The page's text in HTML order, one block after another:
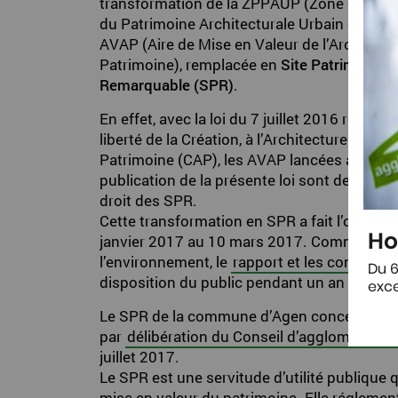
du Patrimoine Architecturale Urbain et
AVAP (Aire de Mise en Valeur de
Patrimoine), remplacée en Site Patrimonial
Remarquable (SPR).
En effet, avec la loi du 7 juillet 2016 relative
liberté de la Création, à l’Architecture et au
Patrimoine (CAP), les AVAP lancées avant la
publication de la présente loi sont devenues
droit des SPR.
Cette transformation en SPR a fait l’objet
janvier 2017 au 10 mars 2017. Comme le
l’environnement, le rapport et les
disposition du public pendant un an à
Le SPR de la commune d’Agen concerne
par délibération du Conseil d’agglomération
juillet 2017.
Le SPR est une servitude d’utilité
Du